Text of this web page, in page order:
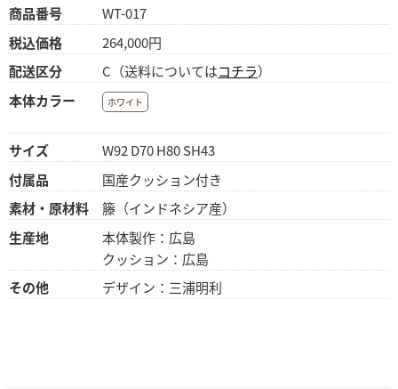
商品番号
WT-017
税込価格
264,000円
配送区分
C（送料についてはコチラ）
本体カラー
ホワイト
サイズ
W92 D70 H80 SH43
付属品
国産クッション付き
素材・原材料
籐（インドネシア産）
生産地
本体製作：広島
クッション：広島
その他
デザイン：三浦明利